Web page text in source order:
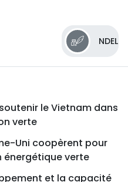
NDEL
le Vietnam dans
verte
Uni coopèrent pour
verte
et la capacité